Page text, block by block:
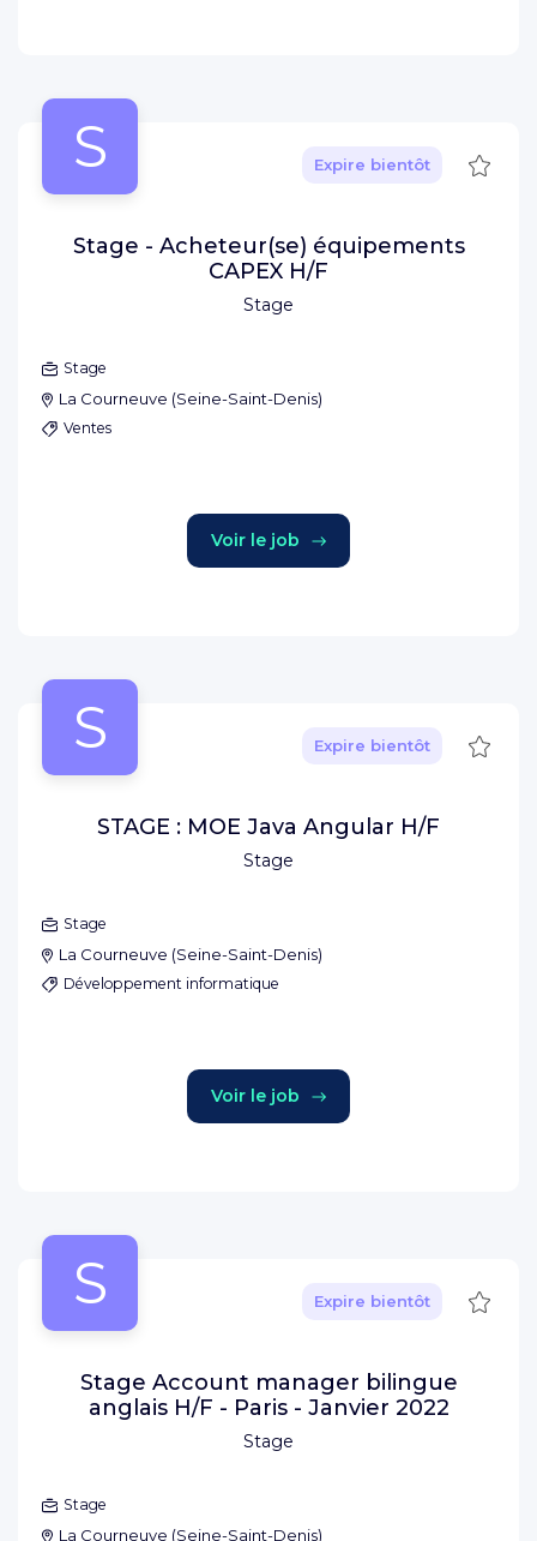
S
Stage
Expire bientôt
Stage - Acheteur(se) équipements
CAPEX H/F
Stage
La Courneuve (Seine-Saint-Denis)
Ventes
Voir le job
S
Stage
Expire bientôt
STAGE : MOE Java Angular H/F
Stage
La Courneuve (Seine-Saint-Denis)
Développement informatique
Voir le job
S
Stage
Expire bientôt
Stage Account manager bilingue
anglais H/F - Paris - Janvier 2022
Stage
La Courneuve (Seine-Saint-Denis)